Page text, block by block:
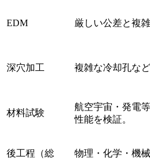
EDM 厳しい公差と複
深穴加工 複雑な冷却孔な
材料試験
航空宇宙・発電
性能を検証。
後工程（総
物理・化学・機